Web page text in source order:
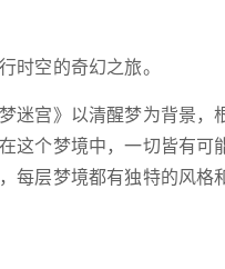
时空的奇幻之旅。
迷宫》以清醒梦为背景
这个梦境中，一切皆有
每层梦境都有独特的风格